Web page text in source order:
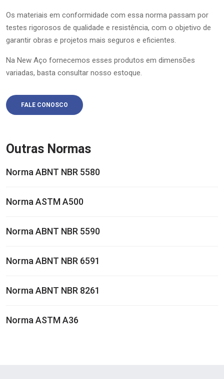
Os materiais em conformidade com essa norma passam por
testes rigorosos de qualidade e resistência, com o objetivo de
garantir obras e projetos mais seguros e eficientes.
Na New Aço fornecemos esses produtos em dimensões
variadas, basta consultar nosso estoque.
FALE CONOSCO
Outras Normas
Norma ABNT NBR 5580
Norma ASTM A500
Norma ABNT NBR 5590
Norma ABNT NBR 6591
Norma ABNT NBR 8261
Norma ASTM A36